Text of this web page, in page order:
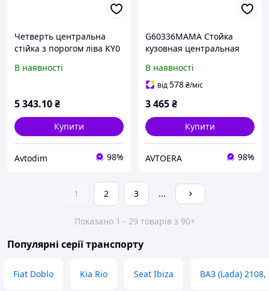
Четверть центральна
стійка з порогом ліва KY0
Nissan X-Trail T31 Diesel
В наявності
5 343.10₴
Купити
Avtodim 98%
G60336MAMA Стойка
кузовная центральная
вмятина на пороге, на
батоне отрезана
В наявності
від578₴/міс
3 465₴
Купити
AVTOERA 98%
1 2 3 ...
Показано 1 - 29 товарів з 90+
Популярні серії транспорту
Fiat Doblo Kia Rio Seat Ibiza ВАЗ (Lada)